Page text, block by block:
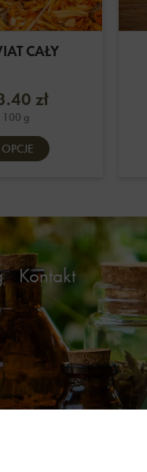
CAŁY
zł
g
Kontakt